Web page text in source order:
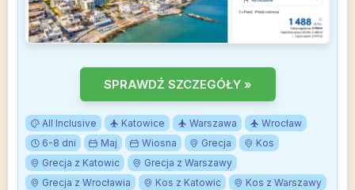
SPRAWDŹ SZCZEGÓŁY »
All Inclusive Katowice Warszawa
Wrocław
6-8 dni
Maj Wiosna Grecja
Kos
Grecja z Katowic
Grecja z Warszawy
Grecja z Wrocławia
Kos z Katowic
Kos z Warszawy